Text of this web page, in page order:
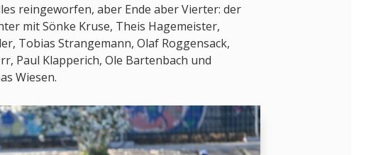
reingeworfen, aber Ende aber Vierter: der
mit Sönke Kruse, Theis Hagemeister,
Tobias Strangemann, Olaf Roggensack,
Paul Klapperich, Ole Bartenbach und
Wiesen.